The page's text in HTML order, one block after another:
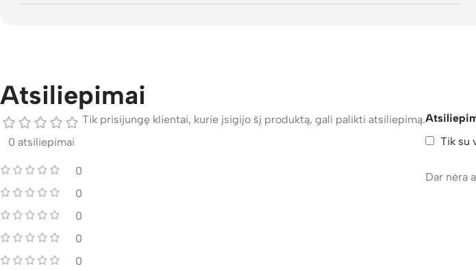
Atsiliepimai
0 atsiliepimai
0
0
0
0
0
Tik su
Dar nėra
Tik prisijungę klientai, kurie įsigijo šį produktą, gali palikti atsiliepimą.